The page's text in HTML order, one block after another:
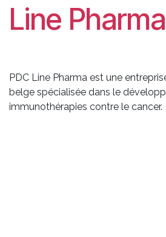
Line Pharma
PDC Line Pharma est une
belge spécialisée dans le
immunothérapies contre le cancer.